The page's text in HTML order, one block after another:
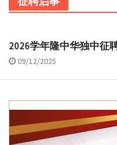
2026学年隆中华独中征
09/12/2025